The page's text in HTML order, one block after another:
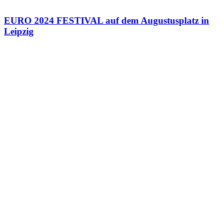
EURO 2024 FESTIVAL auf dem Augustusplatz in
Leipzig